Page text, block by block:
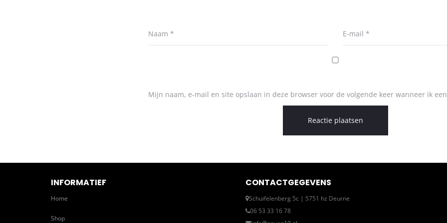
Naam * E-mail *
Mijn naam, e-mail en site opslaan in deze browser voor de volgende keer wanneer ik
INFORMATIEF
Home
Shop
CONTACTGEGEVENS
Schuifelenberg 5c | 5751 hz Deurne
06 53 33 16 78